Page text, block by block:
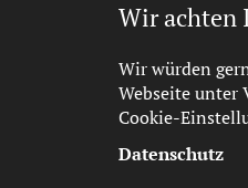
Wir achten
Wir würden
Webseite unter
Cookie-
Datenschutz